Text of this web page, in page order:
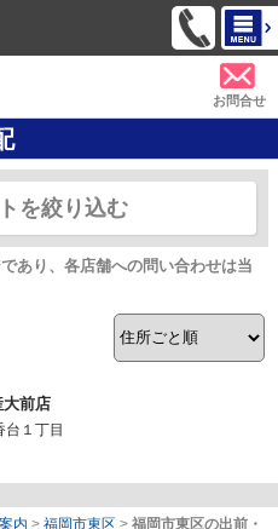
お問合せ
を絞り込む
あり、各店舗への問い合わせは当
前店
１丁目
内 > 福岡市東区 > 福岡市東区の出前・